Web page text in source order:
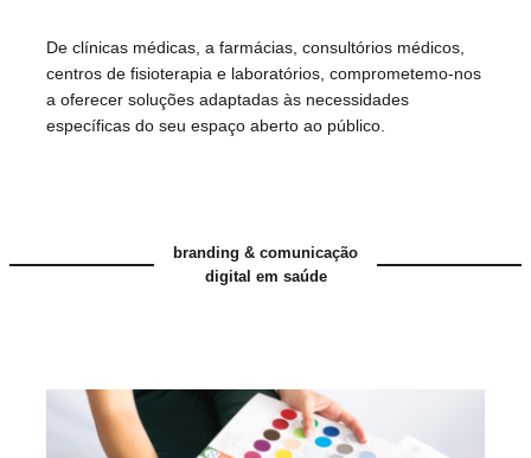
De clínicas médicas, a farmácias, consultórios médicos,
centros de fisioterapia e laboratórios, comprometemo-nos
a oferecer soluções adaptadas às necessidades
específicas do seu espaço aberto ao público.
branding & comunicação
digital em saúde